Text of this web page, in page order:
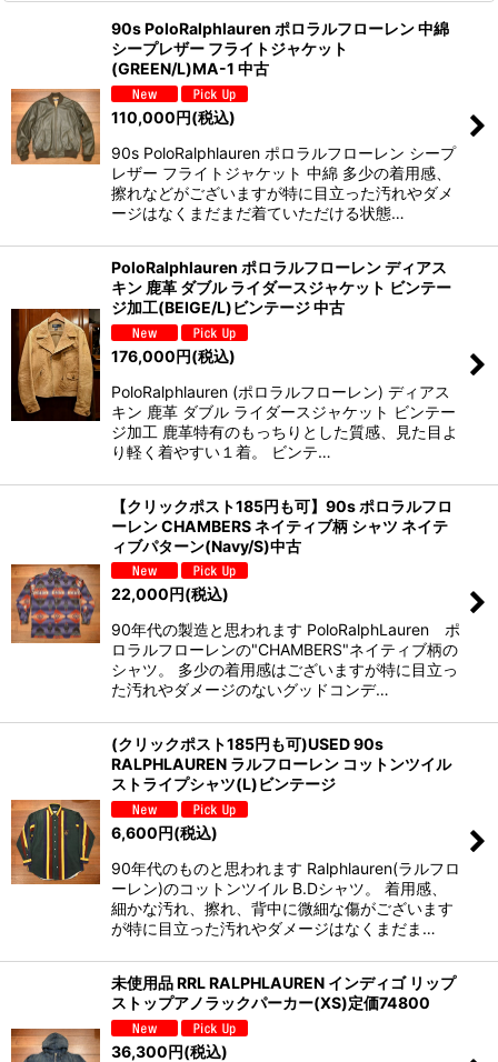
90s PoloRalphlauren ポロラルフローレン 中綿
シープレザー フライトジャケット
(GREEN/L)MA-1 中古
110,000円(税込)
90s PoloRalphlauren ポロラルフローレン シープ
レザー フライトジャケット 中綿 多少の着用感、
擦れなどがございますが特に目立った汚れやダメ
ージはなくまだまだ着ていただける状態…
PoloRalphlauren ポロラルフローレン ディアス
キン 鹿革 ダブル ライダースジャケット ビンテー
ジ加工(BEIGE/L)ビンテージ 中古
176,000円(税込)
PoloRalphlauren (ポロラルフローレン) ディアス
キン 鹿革 ダブル ライダースジャケット ビンテー
ジ加工 鹿革特有のもっちりとした質感、見た目よ
り軽く着やすい１着。 ビンテ…
【クリックポスト185円も可】90s ポロラルフロ
ーレン CHAMBERS ネイティブ柄 シャツ ネイテ
ィブパターン(Navy/S)中古
22,000円(税込)
90年代の製造と思われます PoloRalphLauren ポ
ロラルフローレンの"CHAMBERS"ネイティブ柄の
シャツ。 多少の着用感はございますが特に目立っ
た汚れやダメージのないグッドコンデ…
(クリックポスト185円も可)USED 90s
RALPHLAUREN ラルフローレン コットンツイル
ストライプシャツ(L)ビンテージ
6,600円(税込)
90年代のものと思われます Ralphlauren(ラルフロ
ーレン)のコットンツイル B.Dシャツ。 着用感、
細かな汚れ、擦れ、背中に微細な傷がございます
が特に目立った汚れやダメージはなくまだま…
未使用品 RRL RALPHLAUREN インディゴ リップ
ストップアノラックパーカー(XS)定価74800
36,300円(税込)